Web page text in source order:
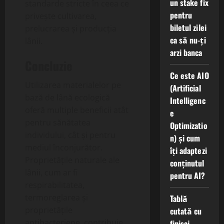
un stake fix
pentru
biletul zilei
ca să nu-ți
arzi banca
Ce este AIO
(Artificial
Intelligenc
e
Optimizatio
n) și cum
îți adaptezi
conținutul
pentru AI?
Tablă
cutată cu